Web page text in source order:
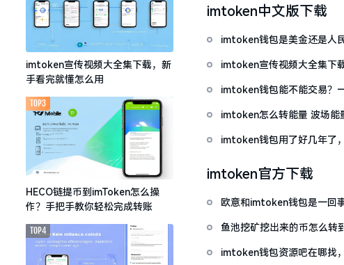
imtoken宣传视频大全集下载，新
手看完就懂怎么用
HECO链提币到imToken怎么操
作？手把手教你轻松完成转账
TOP3
TOP4
imtoken中文版下载
imtoken钱包是美金还是人
imtoken宣传视频大全集下
imtoken钱包能不能交易？
imtoken怎么转能量 波场能
imtoken钱包用了好几年了
imtoken官方下载
欧意和imtoken钱包是一回
鱼池挖矿挖出来的币怎么转
imtoken钱包资源吧在哪找